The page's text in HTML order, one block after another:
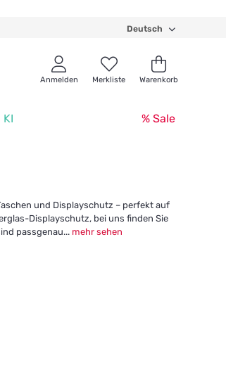
Deutsch
Anmelden Merkliste Warenkorb
% Sale
und Displayschutz – perfekt auf
Displayschutz, bei uns finden Sie
passgenau... mehr sehen